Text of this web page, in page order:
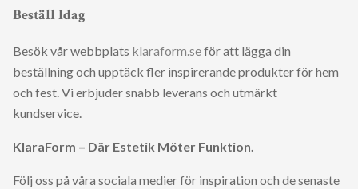
Beställ Idag
Besök vår webbplats klaraform.seför att lägga din
beställning och upptäck fler inspirerande produkter för hem
och fest. Vi erbjuder snabb leverans och utmärkt
kundservice.
KlaraForm – Där Estetik Möter Funktion.
Följ oss på våra sociala medier för inspiration och de senaste